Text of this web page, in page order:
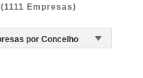
(1111 Empresas)